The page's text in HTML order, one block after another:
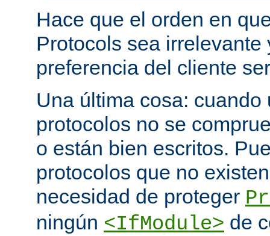
Hace que el orden en
Protocols sea irrelevante
preferencia del cliente
Una última cosa:
protocolos no se
o están bien escritos.
protocolos que no
necesidad de proteger
ningún <IfModule> de